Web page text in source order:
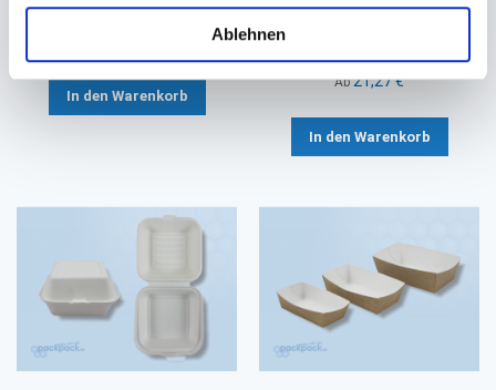
Ablehnen
197x140x90mm ca. 2500ml
In den Warenkorb
Ø 150mm (für Ø 150mm
Salatschalen 500/750ml)
22,41 €
Ab 21,27 €
In den Warenkorb